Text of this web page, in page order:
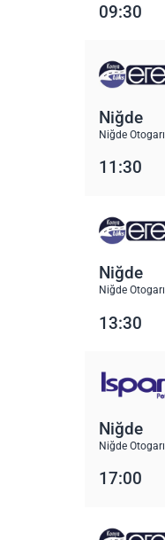
09:30
Niğde
Niğde Otogarı
11:30
Niğde
Niğde Otogarı
13:30
Niğde
Niğde Otogarı
17:00